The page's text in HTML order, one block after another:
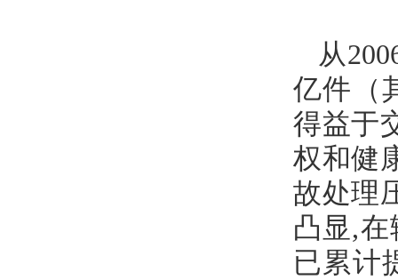
从
亿件（
得益于
权和健
故处理
凸显,
已累计